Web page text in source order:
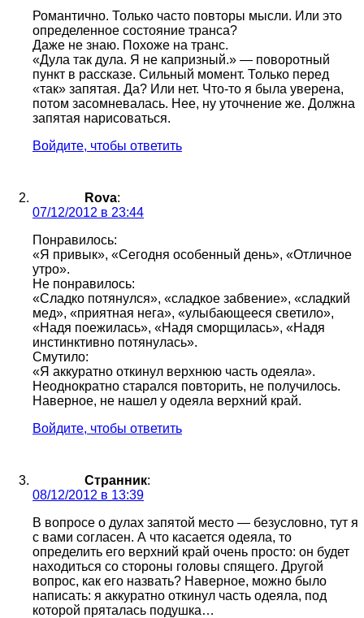
Романтично. Только часто повторы мысли. Или это
определенное состояние транса?
Даже не знаю. Похоже на транс.
«Дула так дула. Я не капризный.» — поворотный
пункт в рассказе. Сильный момент. Только перед
«так» запятая. Да? Или нет. Что-то я была уверена,
потом засомневалась. Нее, ну уточнение же. Должна
запятая нарисоваться.
Войдите, чтобы ответить
Rova:
07/12/2012 в 23:44
Понравилось:
«Я привык», «Сегодня особенный день», «Отличное
утро».
Не понравилось:
«Сладко потянулся», «сладкое забвение», «сладкий
мед», «приятная нега», «улыбающееся светило»,
«Надя поежилась», «Надя сморщилась», «Надя
инстинктивно потянулась».
Смутило:
«Я аккуратно откинул верхнюю часть одеяла».
Неоднократно старался повторить, не получилось.
Наверное, не нашел у одеяла верхний край.
Войдите, чтобы ответить
Странник:
08/12/2012 в 13:39
В вопросе о дулах запятой место — безусловно, тут я
с вами согласен. А что касается одеяла, то
определить его верхний край очень просто: он будет
находиться со стороны головы спящего. Другой
вопрос, как его назвать? Наверное, можно было
написать: я аккуратно откинул часть одеяла, под
которой пряталась подушка…